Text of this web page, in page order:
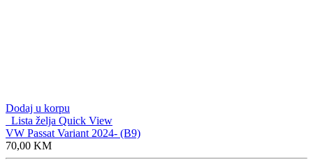
Dodaj u korpu
Lista želja Quick View
VW Passat Variant 2024- (B9)
70,00 KM